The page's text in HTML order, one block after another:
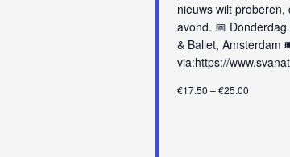
nieuws wilt
avond. 📅
& Ballet,
via:https://
€17.50 – €25.00